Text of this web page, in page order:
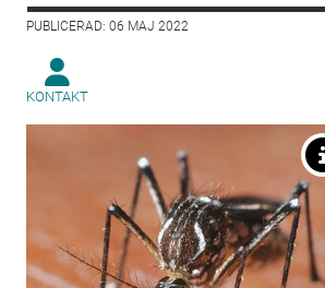
PUBLICERAD: 06 MAJ 2022
KONTAKT